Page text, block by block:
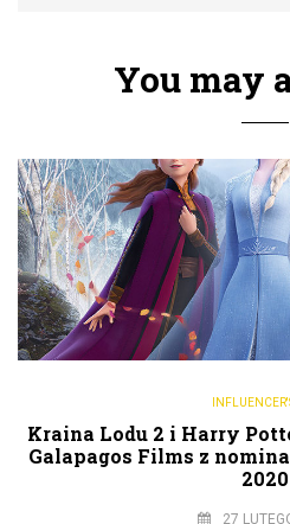
You may
Kraina Lodu 2 i Harry
Galapagos Films z
2020
27